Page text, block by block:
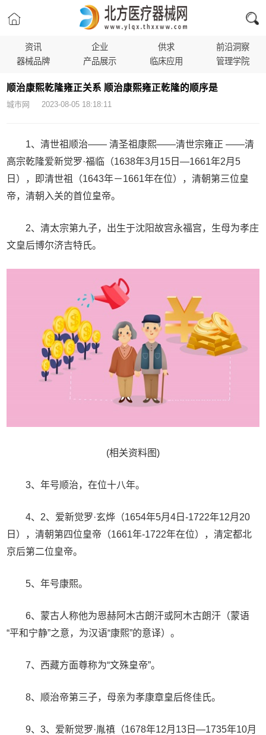
资讯 企业 供求
前沿洞察
器械品牌
产品展示 临床应用 管理学院
顺治康熙乾隆雍正关系 顺治康熙雍正乾隆的顺序是
城市网 2023-08-05 18:18:11
1、清世祖顺治—— 清圣祖康熙——清世宗雍正 ——清
高宗乾隆爱新觉罗·福临（1638年3月15日—1661年2月5
日），即清世祖（1643年－1661年在位），清朝第三位皇
帝，清朝入关的首位皇帝。
2、清太宗第九子，出生于沈阳故宫永福宫，生母为孝庄
文皇后博尔济吉特氏。
(相关资料图)
3、年号顺治，在位十八年。
4、2、爱新觉罗·玄烨（1654年5月4日-1722年12月20
日），清朝第四位皇帝（1661年-1722年在位），清定都北
京后第二位皇帝。
5、年号康熙。
6、蒙古人称他为恩赫阿木古朗汗或阿木古朗汗（蒙语
“平和宁静”之意，为汉语“康熙”的意译）。
7、西藏方面尊称为“文殊皇帝”。
8、顺治帝第三子，母亲为孝康章皇后佟佳氏。
9、3、爱新觉罗·胤禛（1678年12月13日—1735年10月